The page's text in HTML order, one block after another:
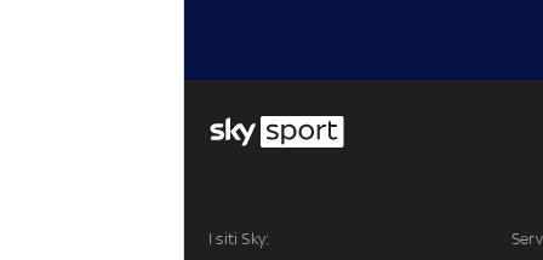
I siti Sky: